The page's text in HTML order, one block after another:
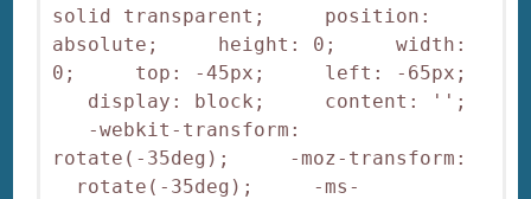
solid transparent;     position:
absolute;     height: 0;     width:
0;     top: -45px;     left: -65px;
display: block;     content: '';
-webkit-transform:
rotate(-35deg);     -moz-transform:
rotate(-35deg);     -ms-